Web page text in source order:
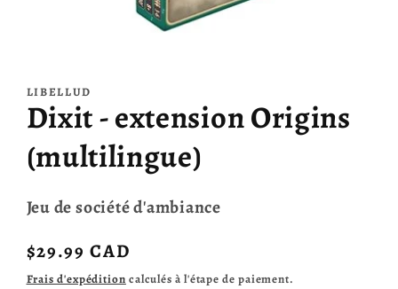
1
dans
une
fenêtre
modale
LIBELLUD
Dixit - extension Origins
(multilingue)
Jeu de société d'ambiance
Prix
habituel
$29.99 CAD
Frais d'expédition calculés à l'étape de paiement.